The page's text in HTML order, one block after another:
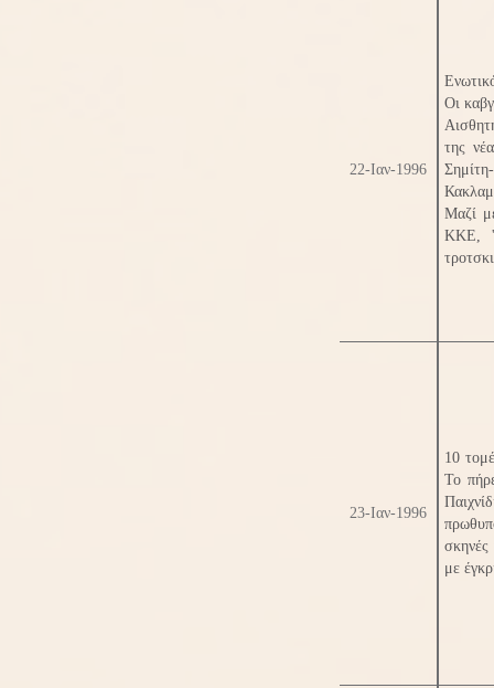
22-Ιαν-1996
Οι
της
Μαζί
ΚΚΕ,
23-Ιαν-1996
10
Το
με